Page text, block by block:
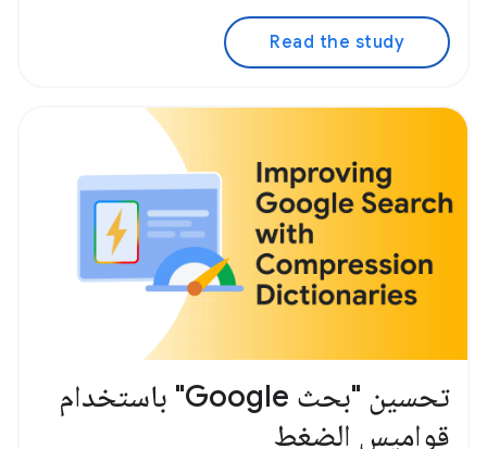
Read the study
تحسين "بحث Google" باستخدام
قواميس الضغط